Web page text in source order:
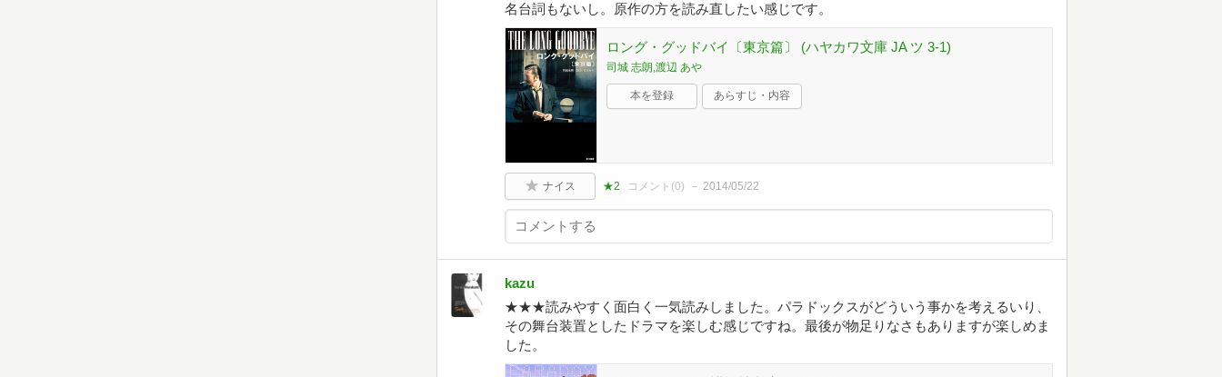
名台詞もないし。原作の方を読み直したい感じです。
ロング・グッドバイ〔東京篇〕 (ハヤカワ文庫 JA ツ 3-1)
司城 志朗,渡辺 あや
本を登録 あらすじ・内容
ナイス ★2 コメント(0) 2014/05/22
kazu
★★★読みやすく面白く一気読みしました。パラドックスがどういう事かを考えるいり、
その舞台装置としたドラマを楽しむ感じですね。最後が物足りなさもありますが楽しめま
した。